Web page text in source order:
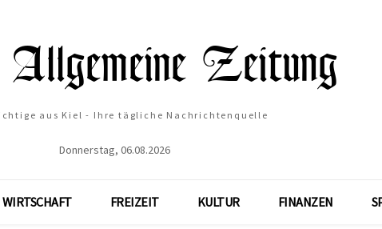
aus Kiel - Ihre tägliche Nachrichtenquelle
Donnerstag, 06.08.2026
WIRTSCHAFT FREIZEIT KULTUR FINANZEN